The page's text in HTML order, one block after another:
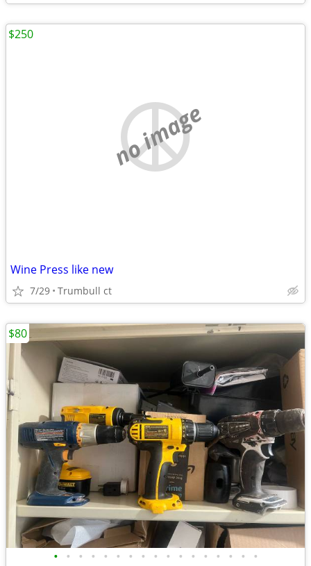
no image
Wine Press like new
7/29 Trumbull ct
$250
• • • • • • • • • • • • • • • • •
$80